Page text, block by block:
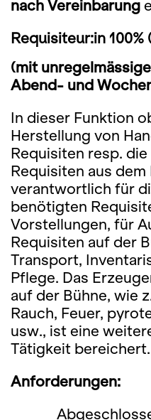
nach Vereinbarung
Requisiteur:in
(mit
Abend- und
In dieser Funktion
Herstellung von
Requisiten resp.
Requisiten aus dem
verantwortlich für
benötigten
Vorstellungen, für
Requisiten auf der
Transport,
Pflege. Das
auf der Bühne, wie
Rauch, Feuer,
usw., ist eine
Tätigkeit bereichert.
Anforderungen: